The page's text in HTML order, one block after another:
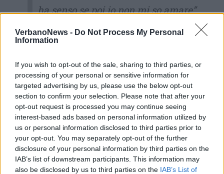
VerbanoNews - Do Not Process My Personal
Information
If you wish to opt-out of the sale, sharing to third parties, or
processing of your personal or sensitive information for
targeted advertising by us, please use the below opt-out
section to confirm your selection. Please note that after your
opt-out request is processed you may continue seeing
interest-based ads based on personal information utilized by
us or personal information disclosed to third parties prior to
your opt-out. You may separately opt-out of the further
disclosure of your personal information by third parties on the
IAB’s list of downstream participants. This information may
also be disclosed by us to third parties on the IAB’s List of
ha senso se poi io non mi so amare”
Queste alcune delle frasi che Giada aveva
farfalle che attraverso i colorati palloncini
hanno dipinto il cielo di Leggiuno.